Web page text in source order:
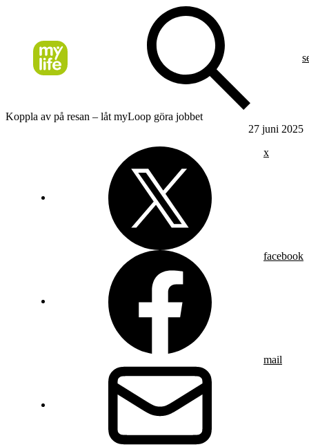
Koppla av på resan – låt myLoop göra jobbet
27 juni 2025
x
facebook
mail